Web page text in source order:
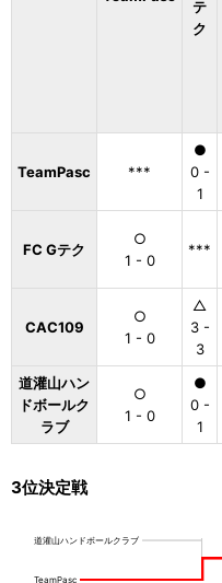
テ
ク
TeamPasc ***
●
0 -
1
FC Gテク
○
1 - 0
***
CAC109
○
1 - 0
△
3 -
3
道灌山ハン
ドボールク
ラブ
○
1 - 0
●
0 -
1
3位決定戦